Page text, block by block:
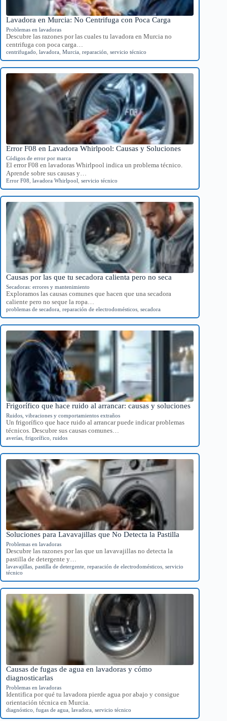
Lavadora en Murcia: No Centrifuga con Poca Carga
Problemas en lavadoras
Descubre las razones por las cuales tu lavadora en Murcia no
centrifuga con poca carga…
centrifugado lavadora Murcia reparación servicio técnico
Error F08 en Lavadora Whirlpool: Causas y Soluciones
Códigos de error por marca
El error F08 en lavadoras Whirlpool indica un problema técnico.
Aprende sobre sus causas y…
Error F08 lavadora Whirlpool servicio técnico
Causas por las que tu secadora calienta pero no seca
Secadoras: errores y mantenimiento
Exploramos las causas comunes que hacen que una secadora
caliente pero no seque la ropa…
problemas de secadora reparación de electrodomésticos secadora
Frigorífico que hace ruido al arrancar: causas y soluciones
Ruidos, vibraciones y comportamientos extraños
Un frigorífico que hace ruido al arrancar puede indicar problemas
técnicos. Descubre sus causas comunes…
averías frigorífico ruidos
Soluciones para Lavavajillas que No Detecta la Pastilla
Problemas en lavadoras
Descubre las razones por las que un lavavajillas no detecta la
pastilla de detergente y…
lavavajillas pastilla de detergente reparación de electrodomésticos servicio
técnico
Causas de fugas de agua en lavadoras y cómo
diagnosticarlas
Problemas en lavadoras
Identifica por qué tu lavadora pierde agua por abajo y consigue
orientación técnica en Murcia.
diagnóstico fugas de agua lavadora servicio técnico